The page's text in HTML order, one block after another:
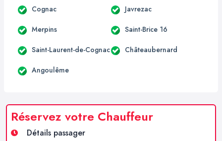
Cognac Javrezac
Merpins Saint-Brice 16
Saint-Laurent-de-Cognac Châteaubernard
Angoulême
Réservez votre Chauffeur
Détails passager